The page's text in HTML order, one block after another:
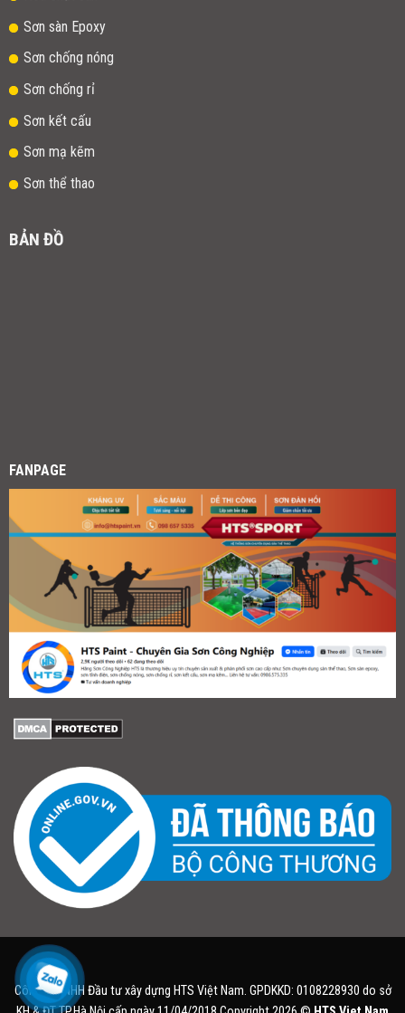
Sơn sàn Epoxy
Sơn chống nóng
Sơn chống rỉ
Sơn kết cấu
Sơn mạ kẽm
Sơn thể thao
BẢN ĐỒ
FANPAGE
Công ty TNHH Đầu tư xây dựng HTS Việt Nam. GPDKKD: 0108228930 do sở